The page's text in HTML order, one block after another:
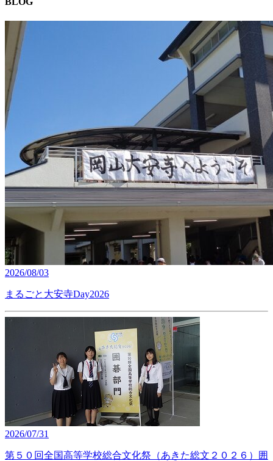
2026/08/03
まるごと大安寺Day2026
2026/07/31
第５０回全国高等学校総合文化祭（あきた総文２０２６）囲